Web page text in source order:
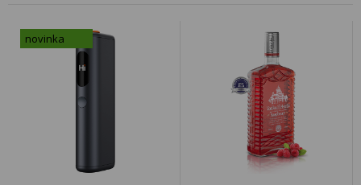
novinka